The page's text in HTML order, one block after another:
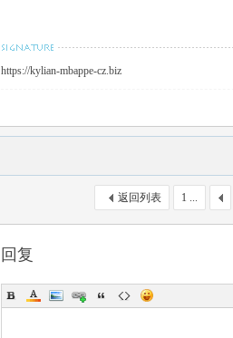
https://kylian-mbappe-cz.biz
1 ...
返回列表
回复